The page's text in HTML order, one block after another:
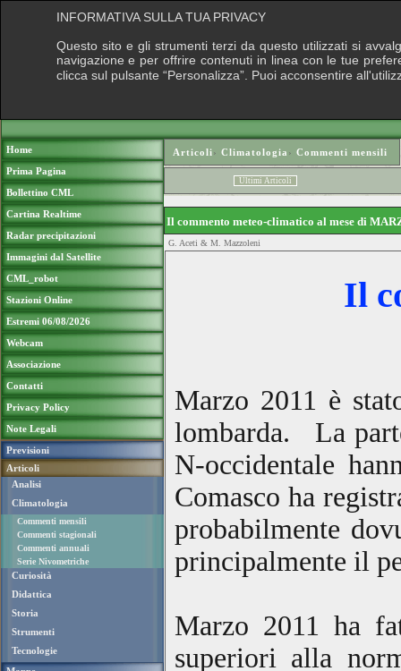
Home
Prima Pagina
Bollettino CML
Cartina Realtime
Radar precipitazioni
Immagini dal Satellite
CML_robot
Stazioni Online
Estremi 06/08/2026
Webcam
Associazione
Contatti
Privacy Policy
Note Legali
Previsioni
Articoli
Analisi
Climatologia
Commenti mensili
Commenti stagionali
Commenti annuali
Serie Nivometriche
Curiosità
Didattica
Storia
Strumenti
Tecnologie
Articoli› Climatologia › Commenti mensili
Ultimi Articoli
Il commento meteo-climatico al mese di
G. Aceti & M. Mazzoleni
Il
Marzo 2011 è
lombarda. La
N-occidentale
Comasco ha
probabilmente
principalmente il
Marzo 2011 ha
superiori alla
INFORMATIVA SULLA TUA PRIVACY
Questo sito e gli strumenti terzi da questo utilizzati si
navigazione e per offrire contenuti in linea con le tue
clicca sul pulsante “Personalizza”. Puoi acconsentire